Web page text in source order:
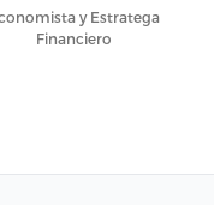
y Estratega
Financiero